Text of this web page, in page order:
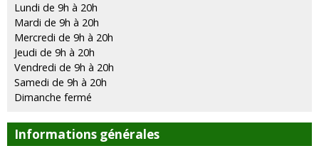
Lundi de 9h à 20h
Mardi de 9h à 20h
Mercredi de 9h à 20h
Jeudi de 9h à 20h
Vendredi de 9h à 20h
Samedi de 9h à 20h
Dimanche fermé
Informations générales